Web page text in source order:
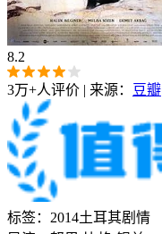
8.2
3万+人评价 | 来源： 豆瓣
标签： 2014土耳其剧情